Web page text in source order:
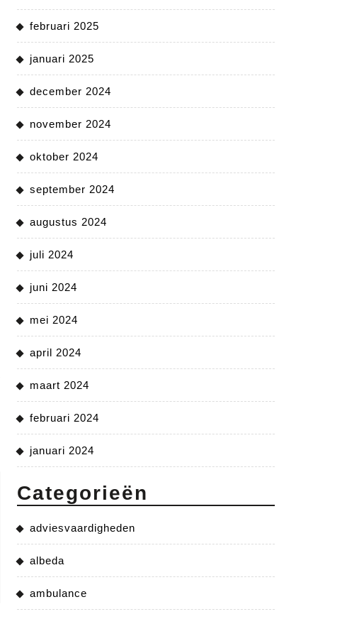
februari 2025
januari 2025
december 2024
november 2024
oktober 2024
september 2024
augustus 2024
juli 2024
juni 2024
mei 2024
april 2024
maart 2024
februari 2024
januari 2024
Categorieën
adviesvaardigheden
albeda
ambulance